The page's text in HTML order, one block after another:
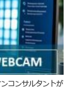
コンサルタントが